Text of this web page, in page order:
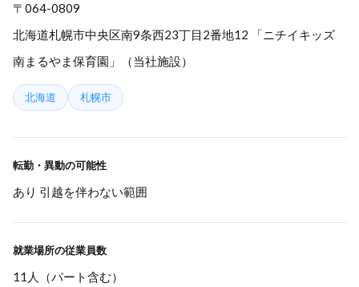
〒064-0809
北海道札幌市中央区南9条西23丁目2番地12 「ニチイキッズ
南まるやま保育園」（当社施設）
北海道 札幌市
転勤・異動の可能性
あり 引越を伴わない範囲
就業場所の従業員数
11人（パート含む）